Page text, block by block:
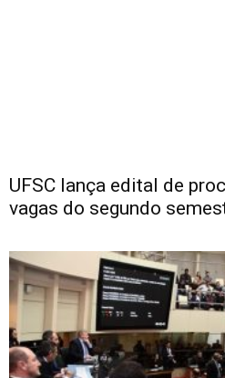
UFSC lança edital de
vagas do segundo